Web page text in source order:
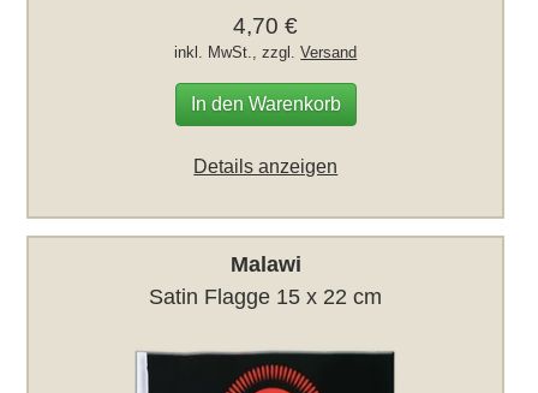
4,70 €
inkl. MwSt., zzgl.Versand
In den Warenkorb
Details anzeigen
Malawi
Satin Flagge 15 x 22 cm